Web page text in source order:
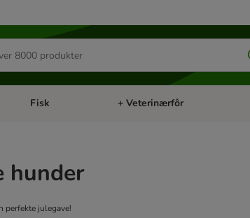
Små kjæledyr
Åpne kategorimeny: Fugl
Fisk Åpne kategorimeny: Fisk
+ Veterinærfôr
hunder
perfekte julegave!